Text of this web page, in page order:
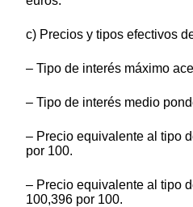
c) Precios y tipos efectivos
– Tipo de interés máximo
– Tipo de interés medio
– Precio equivalente al tipo
por 100.
– Precio equivalente al tipo
100,396 por 100.